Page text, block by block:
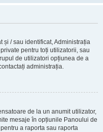
și / sau identificat, Administrația
pentru toți utilizatorii, sau
de utilizatori opțiunea de a
administrația.
de la un anumit utilizator,
mesaje în opțiunile Panoului de
a raporta sau raporta